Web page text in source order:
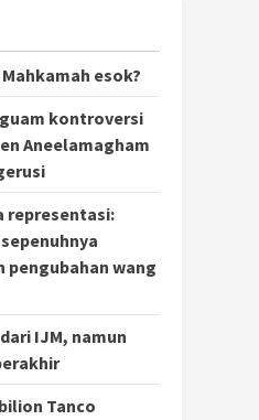
esok?
kontroversi
Aneelamagham
representasi:
pengubahan wang
IJM, namun
Tanco